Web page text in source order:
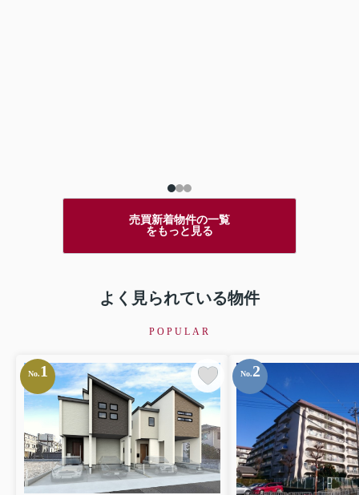
売買新着物件の一覧
をもっと見る
よく見られている物件
POPULAR
No.1 No.2